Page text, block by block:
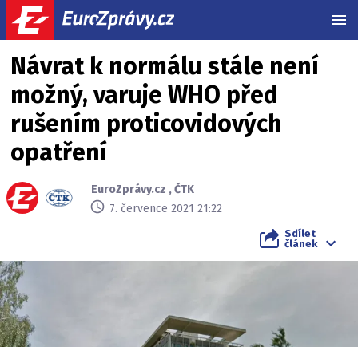
Návrat k normálu stále není
možný, varuje WHO před
rušením proticovidových
opatření
EuroZprávy.cz ,ČTK
7. července 2021 21:22
Sdílet
článek